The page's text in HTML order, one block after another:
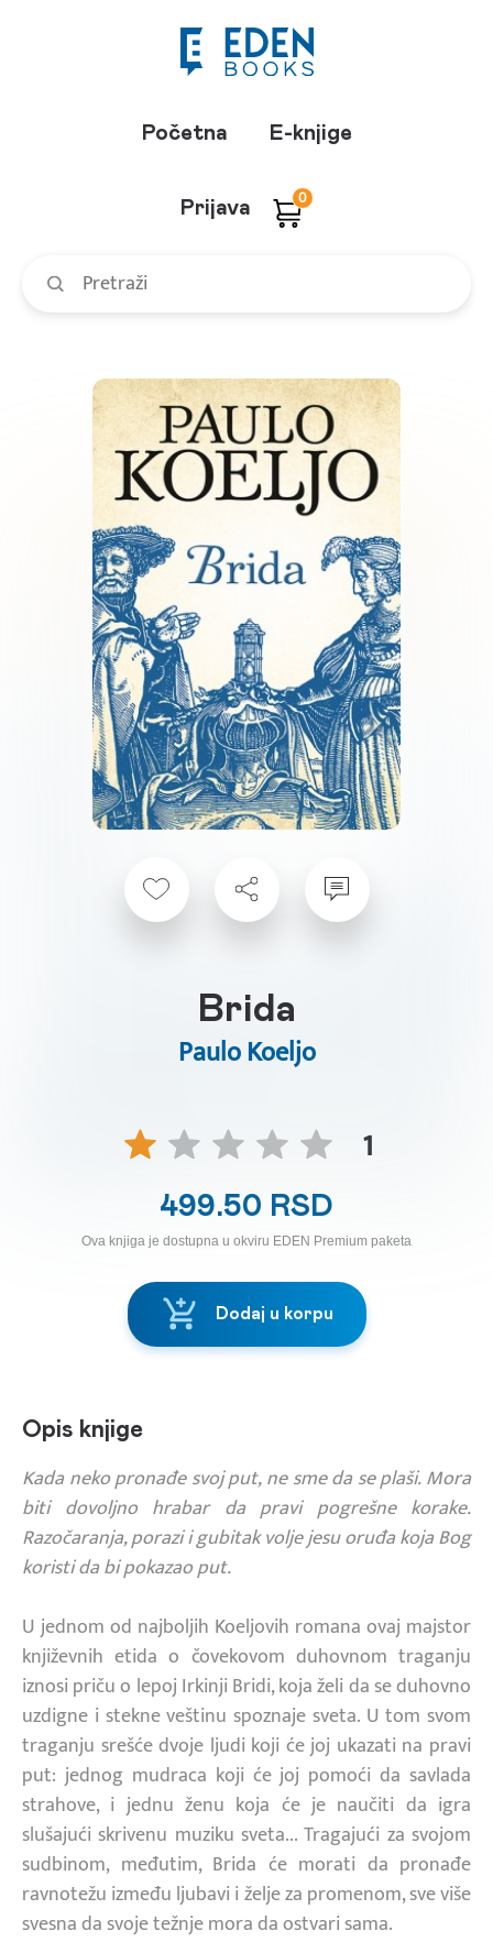
Početna E-knjige
Prijava 0
Brida
Paulo Koeljo
1
499.50 RSD
Ova knjiga je dostupna u okviru EDEN Premium paketa
Dodaj u korpu
Opis knjige
Kada neko pronađe svoj put, ne sme da se plaši. Mora
biti dovoljno hrabar da pravi pogrešne korake.
Razočaranja, porazi i gubitak volje jesu oruđa koja Bog
koristi da bi pokazao put.
U jednom od najboljih Koeljovih romana ovaj majstor
književnih etida o čovekovom duhovnom traganju
iznosi priču o lepoj Irkinji Bridi, koja želi da se duhovno
uzdigne i stekne veštinu spoznaje sveta. U tom svom
traganju srešće dvoje ljudi koji će joj ukazati na pravi
put: jednog mudraca koji će joj pomoći da savlada
strahove, i jednu ženu koja će je naučiti da igra
slušajući skrivenu muziku sveta... Tragajući za svojom
sudbinom, međutim, Brida će morati da pronađe
ravnotežu između ljubavi i želje za promenom, sve više
svesna da svoje težnje mora da ostvari sama.